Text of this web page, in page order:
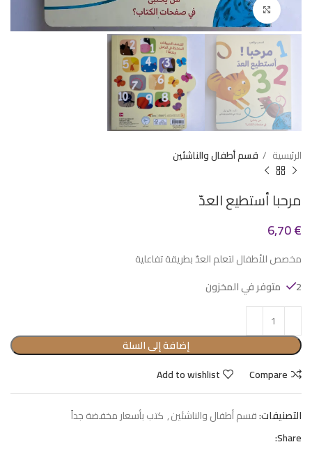
Click to enlarge
الرئيسية قسم أطفال والناشئين
مرحبا أستطيع العدّ
6,70€
مخصص للأطفال لتعلم العدّ بطريقة تفاعلية
2 متوفر في المخزون
إضافة إلى السلة
Compare
Add to wishlist
التصنيفات:قسم أطفال والناشئين, كتب بأسعار مخفضة جداً
Share: